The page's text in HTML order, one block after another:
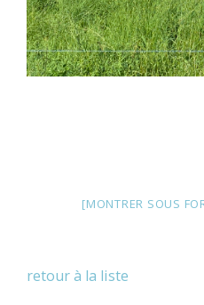
[MONTRER SOUS
retour à la liste